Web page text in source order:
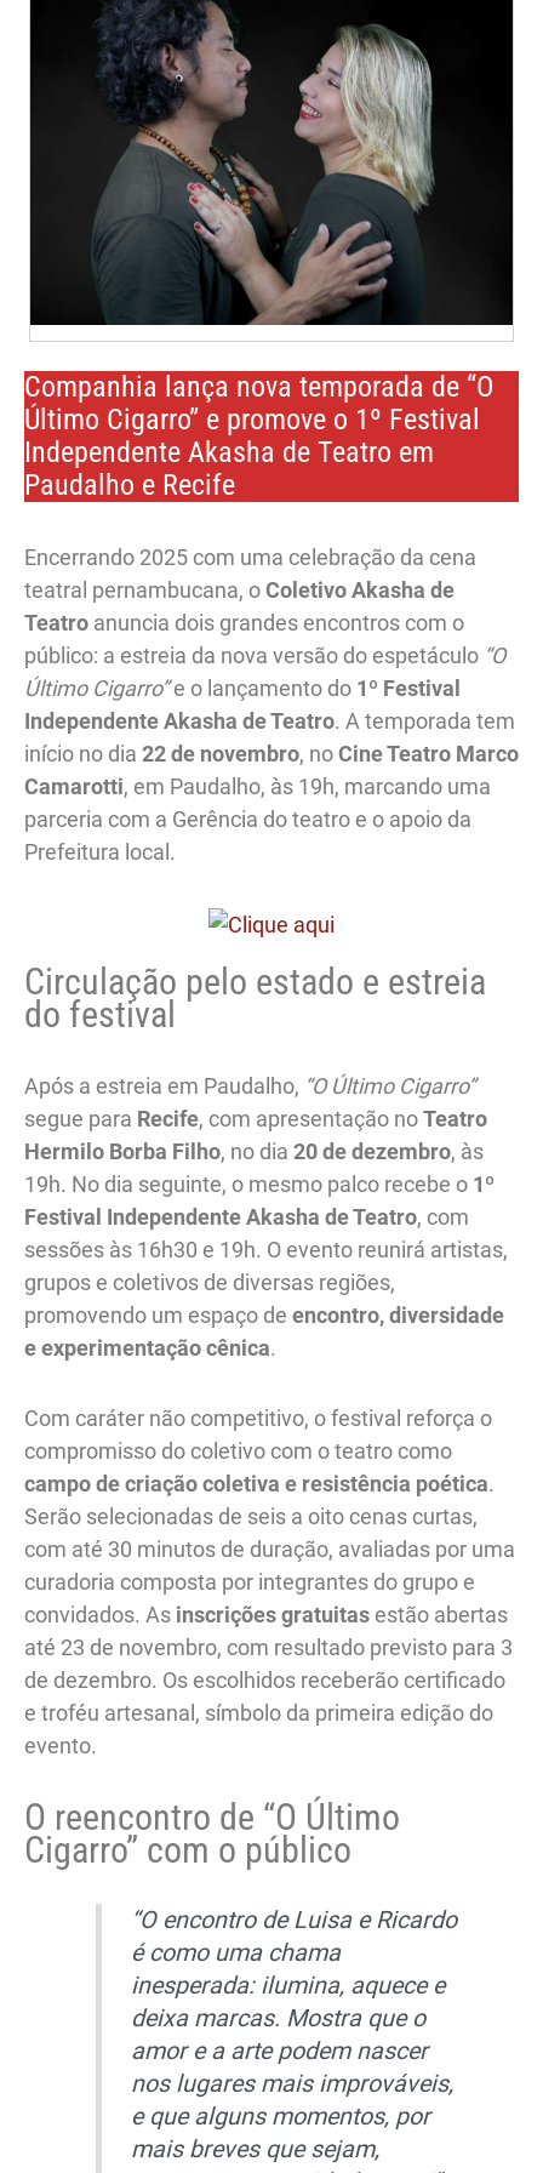
Companhia lança nova temporada de “O
Último Cigarro” e promove o 1º Festival
Independente Akasha de Teatro em
Paudalho e Recife
Encerrando 2025 com uma celebração da cena
teatral pernambucana, oColetivo Akasha de
Teatro anuncia dois grandes encontros com o
público: a estreia da nova versão do espetáculo “O
Último Cigarro”e o lançamento do 1º Festival
Independente Akasha de Teatro. A temporada tem
início no dia 22 de novembro, noCine Teatro Marco
Camarotti, em Paudalho, às 19h, marcando uma
parceria com a Gerência do teatro e o apoio da
Prefeitura local.
Circulação pelo estado e estreia
do festival
Após a estreia em Paudalho, “O Último Cigarro”
segue para Recife, com apresentação noTeatro
Hermilo Borba Filho, no dia 20 de dezembro, às
19h. No dia seguinte, o mesmo palco recebe o 1º
Festival Independente Akasha de Teatro, com
sessões às 16h30 e 19h. O evento reunirá artistas,
grupos e coletivos de diversas regiões,
promovendo um espaço de encontro, diversidade
e experimentação cênica.
Com caráter não competitivo, o festival reforça o
compromisso do coletivo com o teatro como
campo de criação coletiva e resistência poética.
Serão selecionadas de seis a oito cenas curtas,
com até 30 minutos de duração, avaliadas por uma
curadoria composta por integrantes do grupo e
convidados. As inscrições gratuitas estão abertas
até 23 de novembro, com resultado previsto para 3
de dezembro. Os escolhidos receberão certificado
e troféu artesanal, símbolo da primeira edição do
evento.
O reencontro de “O Último
Cigarro” com o público
“O encontro de Luisa e Ricardo
é como uma chama
inesperada: ilumina, aquece e
deixa marcas. Mostra que o
amor e a arte podem nascer
nos lugares mais improváveis,
e que alguns momentos, por
mais breves que sejam,